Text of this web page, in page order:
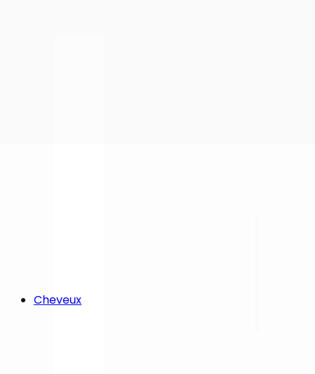
Cheveux